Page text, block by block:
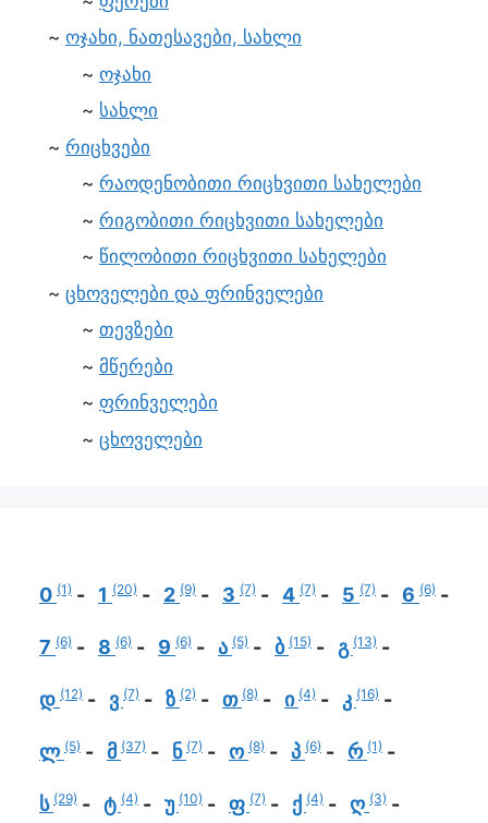
ოჯახი, ნათესავები, სახლი
ოჯახი
სახლი
რიცხვები
რაოდენობითი რიცხვითი სახელები
რიგობითი რიცხვითი სახელები
წილობითი რიცხვითი სახელები
ცხოველები და ფრინველები
თევზები
მწერები
ფრინველები
ცხოველები
0 (1) 1 (20) 2 (9) 3 (7) 4 (7) 5 (7) 6 (6)
7 (6) 8 (6) 9 (6) ა (5) ბ (15) გ (13)
დ (12) ვ (7) ზ (2) თ (8) ი (4) კ (16)
ლ (5) მ (37) ნ (7) ო (8) პ (6) რ (1)
ს (29) ტ (4) უ (10) ფ (7) ქ (4) ღ (3)